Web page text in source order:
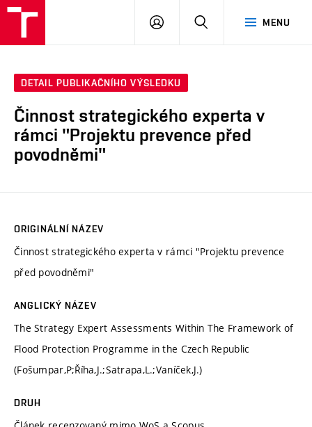
MENU
PŘIHLÁSIT
DETAIL PUBLIKAČNÍHO VÝSLEDKU
Činnost strategického experta v
rámci "Projektu prevence před
povodněmi"
ORIGINÁLNÍ NÁZEV
Činnost strategického experta v rámci "Projektu prevence
před povodněmi"
ANGLICKÝ NÁZEV
The Strategy Expert Assessments Within The Framework of
Flood Protection Programme in the Czech Republic
(Fošumpar,P;Říha,J.;Satrapa,L.;Vaníček,J.)
DRUH